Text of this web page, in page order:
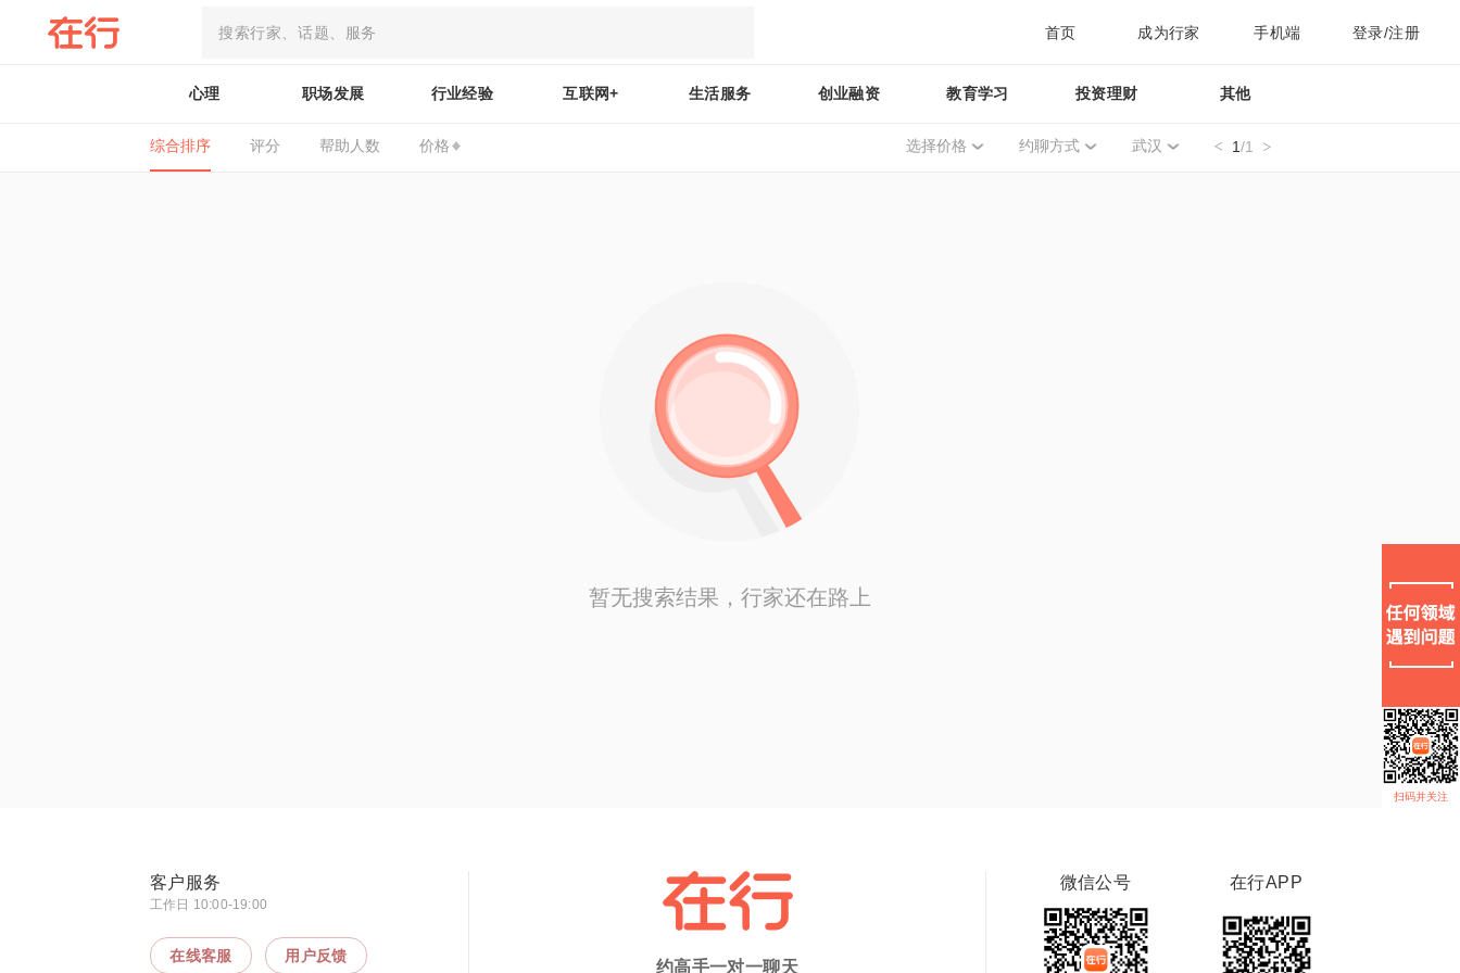
首页 成为行家 手机端 登录/注册
心理 职场发展 行业经验 互联网+ 生活服务 创业融资 教育学习 投资理财 其他
综合排序 评分 帮助人数 价格 选择价格 约聊方式 武汉 1/1
暂无搜索结果，行家还在路上
扫码并关注
客户服务
工作日 10:00-19:00
在线客服 用户反馈
约高手一对一聊天
微信公号 在行APP